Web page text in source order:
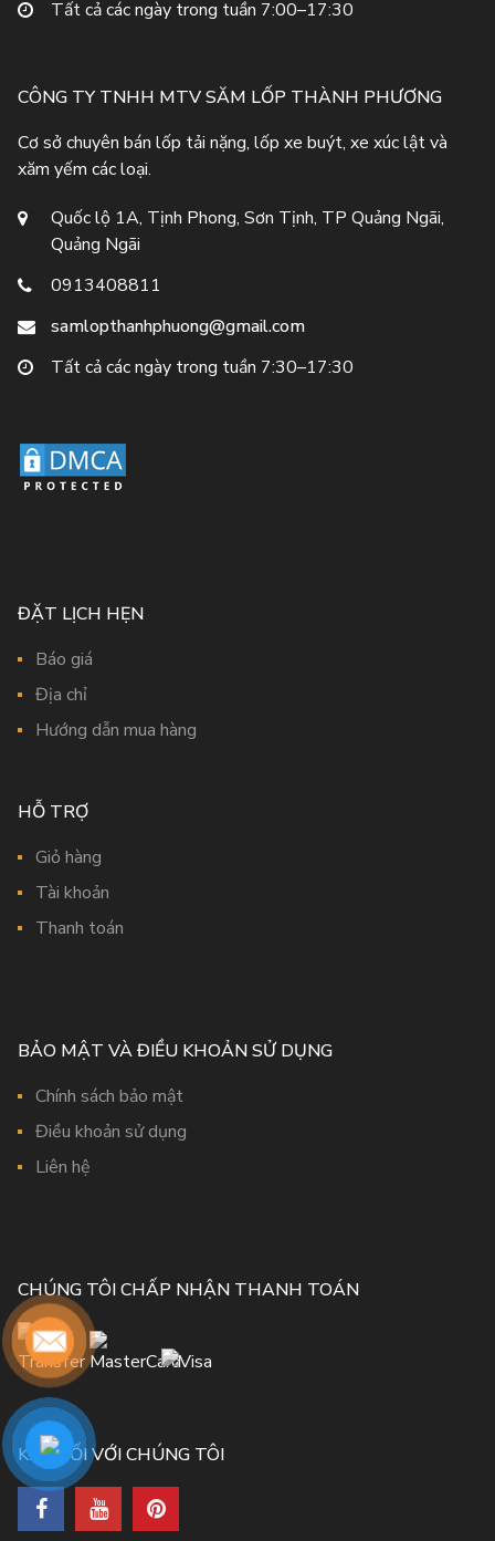
Tất cả các ngày trong tuần 7:00–17:30
CÔNG TY TNHH MTV SĂM LỐP THÀNH PHƯƠNG
Cơ sở chuyên bán lốp tải nặng, lốp xe buýt, xe xúc lật và
xăm yếm các loại.
Quốc lộ 1A, Tịnh Phong, Sơn Tịnh, TP Quảng Ngãi,
Quảng Ngãi
0913408811
samlopthanhphuong@gmail.com
Tất cả các ngày trong tuần 7:30–17:30
ĐẶT LỊCH HẸN
Báo giá
Địa chỉ
Hướng dẫn mua hàng
HỖ TRỢ
Giỏ hàng
Tài khoản
Thanh toán
BẢO MẬT VÀ ĐIỀU KHOẢN SỬ DỤNG
Chính sách bảo mật
Điều khoản sử dụng
Liên hệ
CHÚNG TÔI CHẤP NHẬN THANH TOÁN
KẾT NỐI VỚI CHÚNG TÔI